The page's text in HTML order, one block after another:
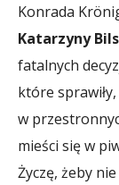
Konrada
Katarzyny
fatalnych
które
w
mieści się w
Życzę, żeby